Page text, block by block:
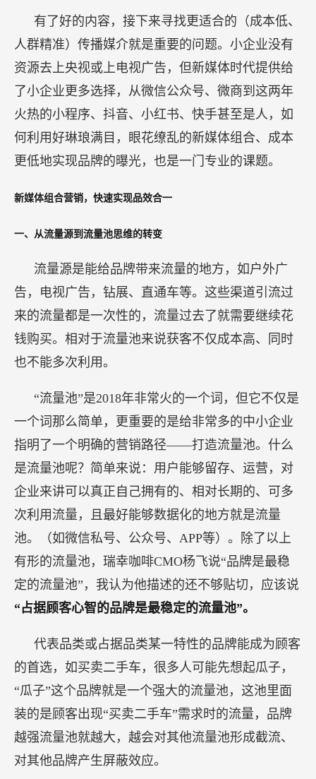
有了好的内容，接下来寻找更适合的（成本低、
人群精准）传播媒介就是重要的问题。小企业没有
资源去上央视或上电视广告，但新媒体时代提供给
了小企业更多选择，从微信公众号、微商到这两年
火热的小程序、抖音、小红书、快手甚至是人，如
何利用好琳琅满目，眼花缭乱的新媒体组合、成本
更低地实现品牌的曝光，也是一门专业的课题。
新媒体组合营销，快速实现品效合一
一、从流量源到流量池思维的转变
流量源是能给品牌带来流量的地方，如户外广
告，电视广告，钻展、直通车等。这些渠道引流过
来的流量都是一次性的，流量过去了就需要继续花
钱购买。相对于流量池来说获客不仅成本高、同时
也不能多次利用。
“流量池”是2018年非常火的一个词，但它不仅是
一个词那么简单，更重要的是给非常多的中小企业
指明了一个明确的营销路径——打造流量池。什么
是流量池呢？简单来说：用户能够留存、运营，对
企业来讲可以真正自己拥有的、相对长期的、可多
次利用流量，且最好能够数据化的地方就是流量
池。（如微信私号、公众号、APP等）。除了以上
有形的流量池，瑞幸咖啡CMO杨飞说“品牌是最稳
定的流量池”，我认为他描述的还不够贴切，应该说
“占据顾客心智的品牌是最稳定的流量池”。
代表品类或占据品类某一特性的品牌能成为顾客
的首选，如买卖二手车，很多人可能先想起瓜子，
“瓜子”这个品牌就是一个强大的流量池，这池里面
装的是顾客出现“买卖二手车”需求时的流量，品牌
越强流量池就越大，越会对其他流量池形成截流、
对其他品牌产生屏蔽效应。